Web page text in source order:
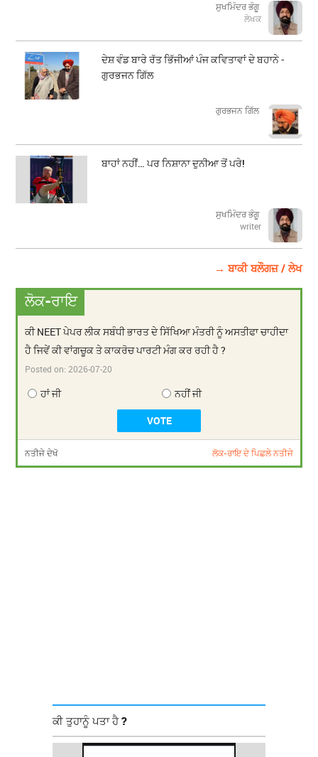
ਸੁਖਮਿੰਦਰ ਭੰਗੂ
ਲੇਖਕ
ਦੇਸ਼ ਵੰਡ ਬਾਰੇ ਰੱਤ ਭਿੱਜੀਆਂ ਪੰਜ ਕਵਿਤਾਵਾਂ ਦੇ ਬਹਾਨੇ -
ਗੁਰਭਜਨ ਗਿੱਲ
​​​​​​​ਗੁਰਭਜਨ ਗਿੱਲ
ਬਾਹਾਂ ਨਹੀਂ… ਪਰ ਨਿਸ਼ਾਨਾ ਦੁਨੀਆ ਤੋਂ ਪਰੇ!
ਸੁਖਮਿੰਦਰ ਭੰਗੂ
writer
→ ਬਾਕੀ ਬਲੌਗਜ਼ / ਲੇਖ
ਲੋਕ-ਰਾਇ
ਕੀ NEET ਪੇਪਰ ਲੀਕ ਸਬੰਧੀ ਭਾਰਤ ਦੇ ਸਿੱਖਿਆ ਮੰਤਰੀ ਨੂੰ ਅਸਤੀਫਾ ਚਾਹੀਦਾ
ਹੈ ਜਿਵੇਂ ਕੀ ਵਾਂਗਚੂਕ ਤੇ ਕਾਕਰੋਚ ਪਾਰਟੀ ਮੰਗ ਕਰ ਰਹੀ ਹੈ ?
Posted on:2026-07-20
ਹਾਂ ਜੀ ਨਹੀਂ ਜੀ
ਨਤੀਜੇ ਦੇਖੋ ਲੋਕ-ਰਾਇ ਦੇ ਪਿਛਲੇ ਨਤੀਜੇ
ਕੀ ਤੁਹਾਨੂੰ ਪਤਾ ਹੈ ?